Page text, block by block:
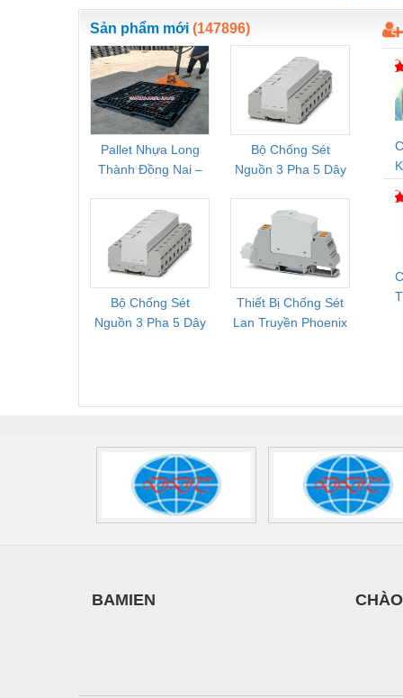
Xe máy - Phụ tùng
Xe tải - phụ tùng
Y khoa - Trang thiết bị
Sản phẩm mới (147896)
Pallet Nhựa Long
Thành Đồng Nai –
Mới, Pallet Cũ Giá
Tốt
Bộ Chống Sét
Nguồn 3 Pha 5 Dây
FLT-SEC-P-T1-3S-
264/50-FM -
2909589
Bộ Chống Sét
Nguồn 3 Pha 5 Dây
Thiết Bị Chống Sét
Lan Truyền Phoenix
Rơ
Bộ
BAMIEN